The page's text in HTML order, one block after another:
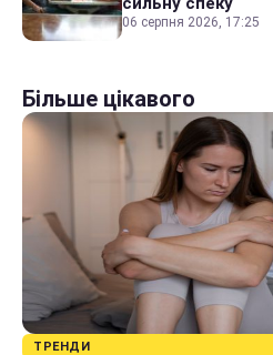
06 серпня 2026, 17:25
Більше цікавого
ТРЕНДИ